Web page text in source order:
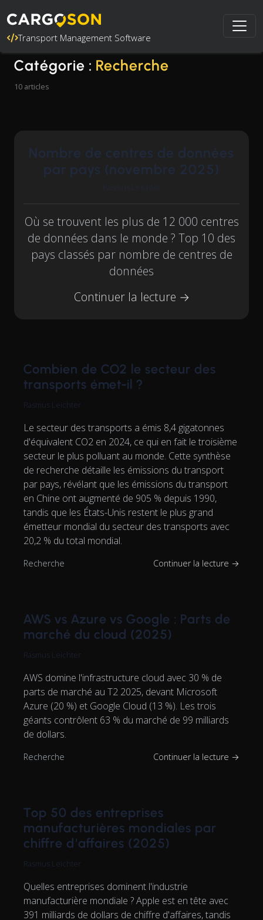
Transport Management Software
Catégorie : Recherche
10 articles
Nombre de centres de données
par pays (novembre 2025)
Rasmus Leichter
Où se trouvent les plus de 12 000 centres
de données dans le monde ? Top 10 des
pays classés par nombre de centres de
données
Continuer la lecture →
Combien de CO2 le secteur des
transports émet-il ?
Rasmus Leichter
Le secteur des transports a émis 8,4 gigatonnes
d'équivalent CO2 en 2024, ce qui en fait le troisième
secteur le plus polluant au monde. Cette synthèse
de recherche détaille les émissions du transport
par pays, révélant que les émissions du transport
en Chine ont augmenté de 905 % depuis 1990,
tandis que les États-Unis restent le plus grand
émetteur mondial du secteur des transports avec
20,2 % du total mondial.
Recherche Continuer la lecture →
AWS vs Azure vs Google : Parts de
marché du cloud (2025)
Rasmus Leichter
AWS domine l'infrastructure cloud avec 30 % de
parts de marché au T2 2025, devant Microsoft
Azure (20 %) et Google Cloud (13 %). Les trois
géants contrôlent 63 % du marché de 99 milliards
de dollars.
Recherche Continuer la lecture →
Top 50 des entreprises
manufacturières mondiales par
chiffre d'affaires (2025)
Rasmus Leichter
Quelles entreprises dominent l'industrie
manufacturière mondiale ? Apple est en tête avec
391 milliards de dollars de chiffre d'affaires, tandis